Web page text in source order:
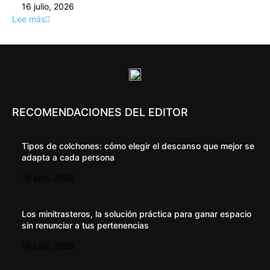
16 julio, 2026
Lee más
RECOMENDACIONES DEL EDITOR
Tipos de colchones: cómo elegir el descanso que mejor se
adapta a cada persona
Los minitrasteros, la solución práctica para ganar espacio
sin renunciar a tus pertenencias